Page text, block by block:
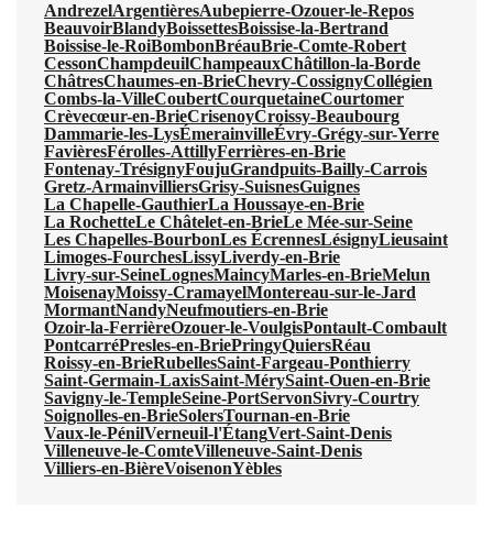
AndrezelArgentièresAubepierre-Ozouer-le-Repos
BeauvoirBlandyBoissettesBoissise-la-Bertrand
Boissise-le-RoiBombonBréauBrie-Comte-Robert
CessonChampdeuilChampeauxChâtillon-la-Borde
ChâtresChaumes-en-BrieChevry-CossignyCollégien
Combs-la-VilleCoubertCourquetaineCourtomer
Crèvecœur-en-BrieCrisenoyCroissy-Beaubourg
Dammarie-les-LysÉmerainvilleÉvry-Grégy-sur-Yerre
FavièresFérolles-AttillyFerrières-en-Brie
Fontenay-TrésignyFoujuGrandpuits-Bailly-Carrois
Gretz-ArmainvilliersGrisy-SuisnesGuignes
La Chapelle-GauthierLa Houssaye-en-Brie
La RochetteLe Châtelet-en-BrieLe Mée-sur-Seine
Les Chapelles-BourbonLes ÉcrennesLésignyLieusaint
Limoges-FourchesLissyLiverdy-en-Brie
Livry-sur-SeineLognesMaincyMarles-en-BrieMelun
MoisenayMoissy-CramayelMontereau-sur-le-Jard
MormantNandyNeufmoutiers-en-Brie
Ozoir-la-FerrièreOzouer-le-VoulgisPontault-Combault
PontcarréPresles-en-BriePringyQuiersRéau
Roissy-en-BrieRubellesSaint-Fargeau-Ponthierry
Saint-Germain-LaxisSaint-MérySaint-Ouen-en-Brie
Savigny-le-TempleSeine-PortServonSivry-Courtry
Soignolles-en-BrieSolersTournan-en-Brie
Vaux-le-PénilVerneuil-l'ÉtangVert-Saint-Denis
Villeneuve-le-ComteVilleneuve-Saint-Denis
Villiers-en-BièreVoisenonYèbles